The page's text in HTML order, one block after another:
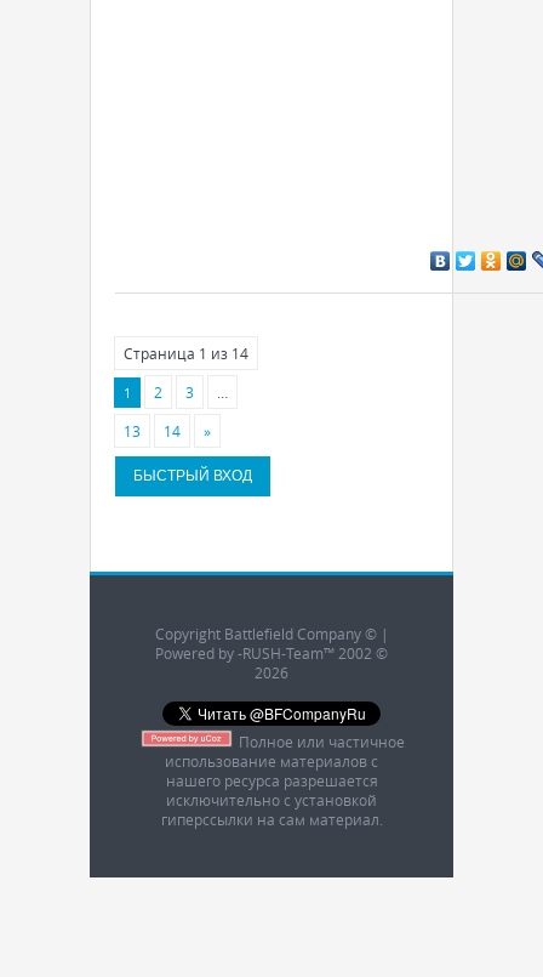
Страница 1 из 14
1 2 3
13
14 »
Copyright Battlefield Company © |
Powered by -RUSH-Team™ 2002 ©
2026
Полное или частичное
использование материалов с
нашего ресурса разрешается
исключительно с установкой
гиперссылки на сам материал.